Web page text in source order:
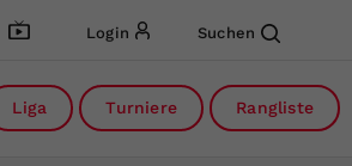
Login Suchen
Liga Turniere Rangliste